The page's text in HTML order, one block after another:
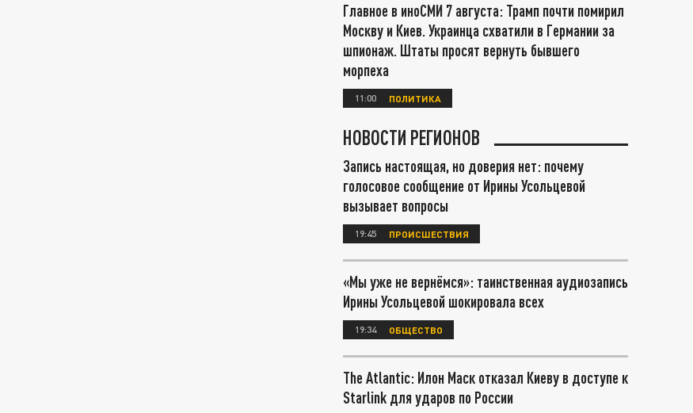
Главное в иноСМИ 7 августа: Трамп почти помирил
Москву и Киев. Украинца схватили в Германии за
шпионаж. Штаты просят вернуть бывшего
морпеха
11:00 ПОЛИТИКА
НОВОСТИ РЕГИОНОВ
Запись настоящая, но доверия нет: почему
голосовое сообщение от Ирины Усольцевой
вызывает вопросы
19:45 ПРОИСШЕСТВИЯ
«Мы уже не вернёмся»: таинственная аудиозапись
Ирины Усольцевой шокировала всех
19:34 ОБЩЕСТВО
The Atlantic: Илон Маск отказал Киеву в доступе к
Starlink для ударов по России